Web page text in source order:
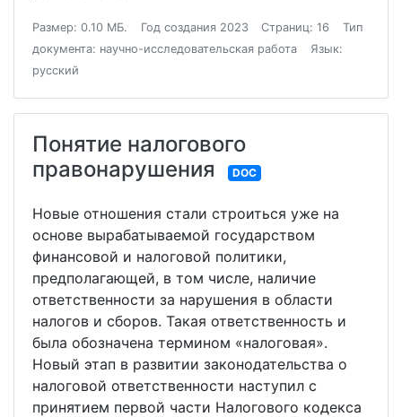
Размер: 0.10 МБ. Год создания 2023 Страниц: 16
Тип
документа: научно-исследовательская работа
Язык:
русский
Понятие налогового
правонарушения
DOC
Новые отношения стали строиться уже на
основе вырабатываемой государством
финансовой и налоговой политики,
предполагающей, в том числе, наличие
ответственности за нарушения в области
налогов и сборов. Такая ответственность и
была обозначена термином «налоговая».
Новый этап в развитии законодательства о
налоговой ответственности наступил с
принятием первой части Налогового кодекса